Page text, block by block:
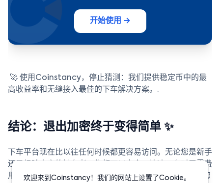
开始使用 →
🚀 使用Coinstancy，停止猜测：我们提供稳定币中的最
高收益率和无缝接入最佳的下车解决方案。.
结论：退出加密终于变得简单 ✨
下车平台现在比以往任何时候都更容易访问。无论您是新手
还是经验丰富的持有者，您都可以安全、快速、有时无需费
用地提取现金。Coinstancy帮助您选择最佳方案以优化您
欢迎来到Coinstancy！我们的网站上设置了Cookie。